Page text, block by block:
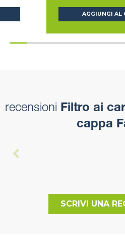
AGGIUNGI AL
recensioni Filtro ai
cappa
SCRIVI UNA